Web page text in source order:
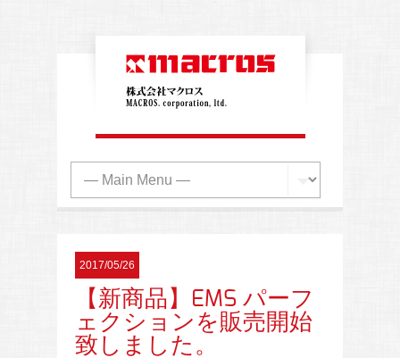
2017/05/26
【新商品】EMS パーフ
ェクションを販売開始
致しました。